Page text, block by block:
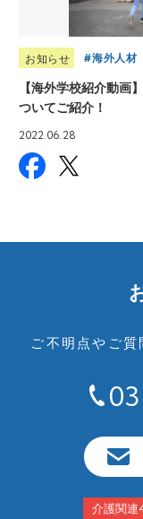
お知らせ 海外人材
【海外学校紹介動画
ついてご紹介！
2022.06.28
ご不明点やご質
介護関連